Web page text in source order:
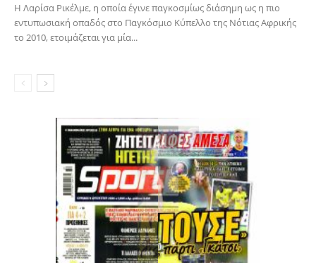
Η Λαρίσα Ρικέλμε, η οποία έγινε παγκοσμίως διάσημη ως η πιο
εντυπωσιακή οπαδός στο Παγκόσμιο Κύπελλο της Νότιας Αφρικής
το 2010, ετοιμάζεται για μία...